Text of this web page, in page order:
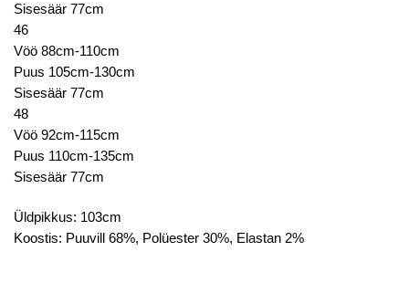
Sisesäär 77cm
46
Vöö 88cm-110cm
Puus 105cm-130cm
Sisesäär 77cm
48
Vöö 92cm-115cm
Puus 110cm-135cm
Sisesäär 77cm
Üldpikkus: 103cm
Koostis: Puuvill 68%, Polüester 30%, Elastan 2%